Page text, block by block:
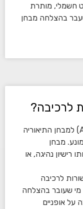
חשמלי, מותרת
שעבר בהצלחה מבחן
לרכיבה?
משרד התחבורה קבע דרגה חדשה (A3) למבחן התיאוריה
מבחן
רישיון נהיגה, או
הקשורות לרכיבה
מי שעובר בהצלחה
על אופניים